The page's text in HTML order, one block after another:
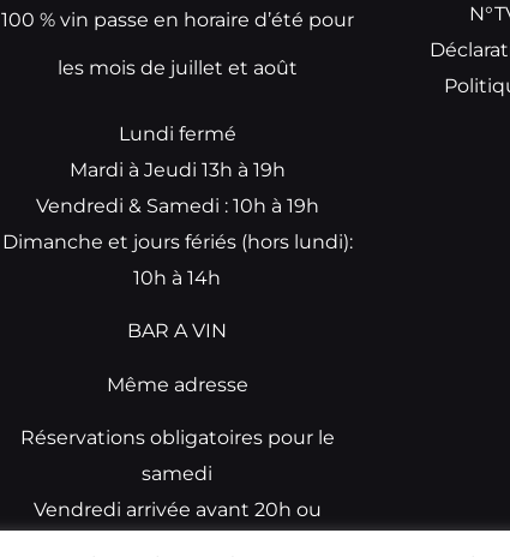
100 % vin passe en horaire d’été pour
les mois de juillet et août
Lundi fermé
Mardi à Jeudi 13h à 19h
Vendredi & Samedi : 10h à 19h
Dimanche et jours fériés (hors lundi):
10h à 14h
BAR A VIN
Même adresse
Réservations obligatoires pour le
samedi
Vendredi arrivée avant 20h ou